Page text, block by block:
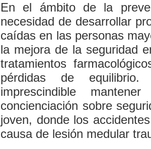
En el ámbito de la
necesidad de desarrollar
caídas en las personas
la mejora de la seguridad
tratamientos
pérdidas de
imprescindible
concienciación sobre
joven, donde los
causa de lesión medular